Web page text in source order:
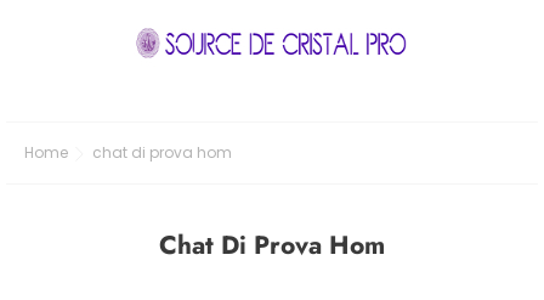
Home chat di prova hom
Chat Di Prova Hom